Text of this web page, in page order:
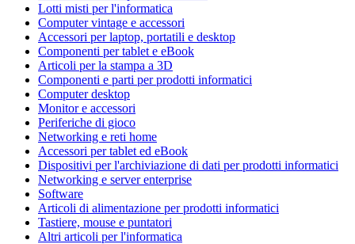
Lotti misti per l'informatica
Computer vintage e accessori
Accessori per laptop, portatili e desktop
Componenti per tablet e eBook
Articoli per la stampa a 3D
Componenti e parti per prodotti informatici
Computer desktop
Monitor e accessori
Periferiche di gioco
Networking e reti home
Accessori per tablet ed eBook
Dispositivi per l'archiviazione di dati per prodotti informatici
Networking e server enterprise
Software
Articoli di alimentazione per prodotti informatici
Tastiere, mouse e puntatori
Altri articoli per l'informatica